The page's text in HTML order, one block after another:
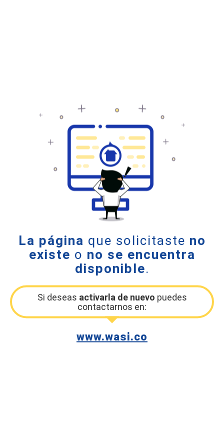
La página que solicitaste no
existe o no se encuentra
disponible.
Si deseas activarla de nuevo puedes
contactarnos en:
www.wasi.co